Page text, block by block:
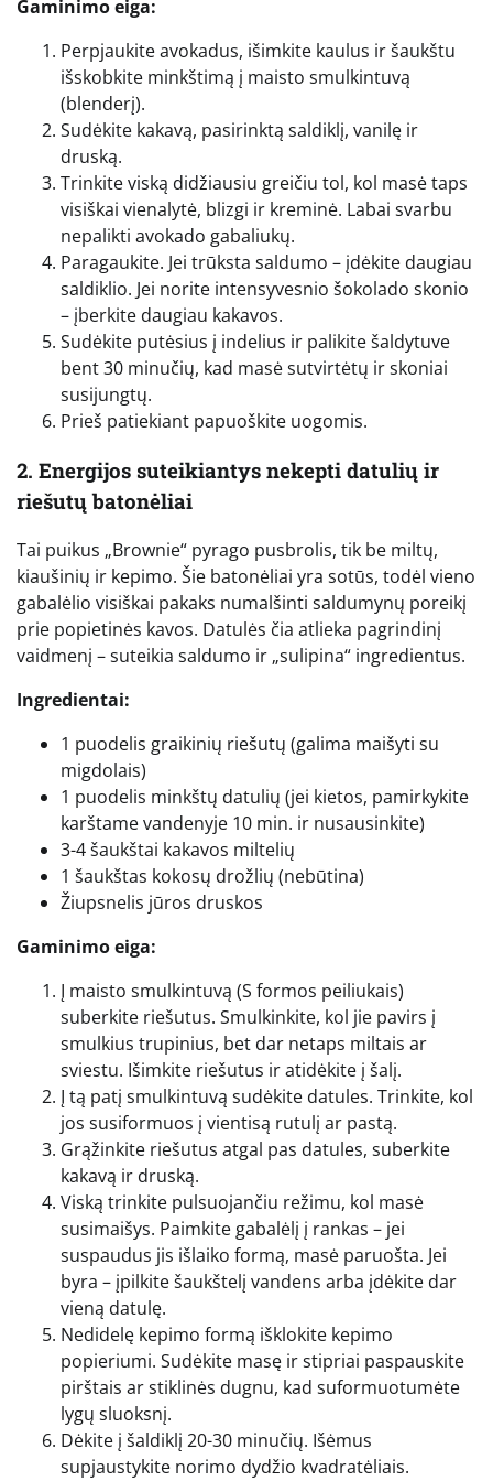
Gaminimo eiga:
Perpjaukite avokadus, išimkite kaulus ir šaukštu
išskobkite minkštimą į maisto smulkintuvą
(blenderį).
Sudėkite kakavą, pasirinktą saldiklį, vanilę ir
druską.
Trinkite viską didžiausiu greičiu tol, kol masė taps
visiškai vienalytė, blizgi ir kreminė. Labai svarbu
nepalikti avokado gabaliukų.
Paragaukite. Jei trūksta saldumo – įdėkite daugiau
saldiklio. Jei norite intensyvesnio šokolado skonio
– įberkite daugiau kakavos.
Sudėkite putėsius į indelius ir palikite šaldytuve
bent 30 minučių, kad masė sutvirtėtų ir skoniai
susijungtų.
Prieš patiekiant papuoškite uogomis.
2. Energijos suteikiantys nekepti datulių ir
riešutų batonėliai
Tai puikus „Brownie“ pyrago pusbrolis, tik be miltų,
kiaušinių ir kepimo. Šie batonėliai yra sotūs, todėl vieno
gabalėlio visiškai pakaks numalšinti saldumynų poreikį
prie popietinės kavos. Datulės čia atlieka pagrindinį
vaidmenį – suteikia saldumo ir „sulipina“ ingredientus.
Ingredientai:
1 puodelis graikinių riešutų (galima maišyti su
migdolais)
1 puodelis minkštų datulių (jei kietos, pamirkykite
karštame vandenyje 10 min. ir nusausinkite)
3-4 šaukštai kakavos miltelių
1 šaukštas kokosų drožlių (nebūtina)
Žiupsnelis jūros druskos
Gaminimo eiga:
Į maisto smulkintuvą (S formos peiliukais)
suberkite riešutus. Smulkinkite, kol jie pavirs į
smulkius trupinius, bet dar netaps miltais ar
sviestu. Išimkite riešutus ir atidėkite į šalį.
Į tą patį smulkintuvą sudėkite datules. Trinkite, kol
jos susiformuos į vientisą rutulį ar pastą.
Grąžinkite riešutus atgal pas datules, suberkite
kakavą ir druską.
Viską trinkite pulsuojančiu režimu, kol masė
susimaišys. Paimkite gabalėlį į rankas – jei
suspaudus jis išlaiko formą, masė paruošta. Jei
byra – įpilkite šaukštelį vandens arba įdėkite dar
vieną datulę.
Nedidelę kepimo formą išklokite kepimo
popieriumi. Sudėkite masę ir stipriai paspauskite
pirštais ar stiklinės dugnu, kad suformuotumėte
lygų sluoksnį.
Dėkite į šaldiklį 20-30 minučių. Išėmus
supjaustykite norimo dydžio kvadratėliais.